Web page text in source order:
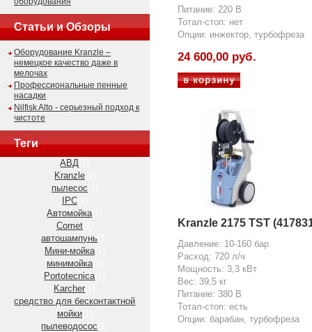
Статьи и Обзоры
Оборудование Kranzle –
немецкое качество даже в
мелочах
Профессиональные пенные
насадки
Nilfisk Alto - серьезный подход к
чистоте
Теги
АВД
Kranzle
пылесос
IPC
Автомойка(1)
Comet
автошампунь
Мини-мойка(1)
минимойка(1)
Portotecnica(1)
Karcher
средство для бесконтактной
мойки
пылеводосос
Питание: 220 В
Тотал-стоп: нет
Опции: инжектор, турбофреза
24 600,00 руб.
Kranzle 2175 TST
Давление: 10-160 бар
Расход: 720 л/ч
Мощность: 3,3 кВт
Вес: 39,5 кг
Питание: 380 В
Тотал-стоп: есть
Опции: барабан, турбофреза